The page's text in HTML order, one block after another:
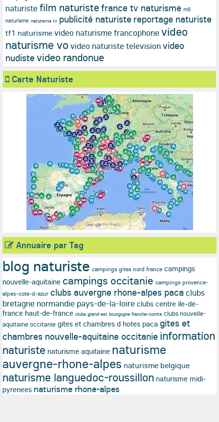
naturistefilm naturistefrance tv naturisme m6
naturisme naturisme tv publicité naturiste reportage naturiste
tf1 naturisme video naturisme francophonevideo
naturisme vo video naturiste televisionvideo
nudistevideo randonue
Carte Naturiste
Annuaire par Tag
blog naturiste campings gites nord france campings
nouvelle-aquitaine campings occitanie campings provence-
alpes-cote-d-azur clubs auvergne rhone-alpes paca clubs
bretagne normandie pays-de-la-loire clubs centre ile-de-
france haut-de-france clubs grand-est bourgogne franche-comte clubs nouvelle-
aquitaine occitanie gites et chambres d hotes paca gites et
chambres nouvelle-aquitaine occitanie information
naturiste naturisme aquitaine naturisme
auvergne-rhone-alpes naturisme belgique
naturisme languedoc-roussillon naturisme midi-
pyrenees naturisme rhone-alpes